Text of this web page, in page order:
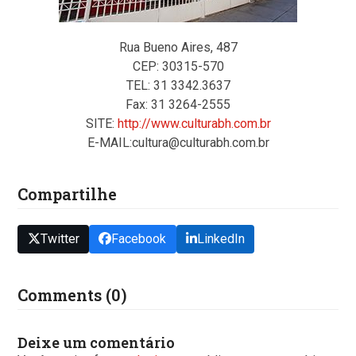
Rua Bueno Aires, 487
CEP: 30315-570
TEL: 31 3342.3637
Fax: 31 3264-2555
SITE: http://www.culturabh.com.br
E-MAIL:cultura@culturabh.com.br
Compartilhe
Twitter Facebook LinkedIn
Comments (0)
Deixe um comentário